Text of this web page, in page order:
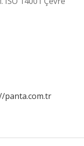
panta.com.tr